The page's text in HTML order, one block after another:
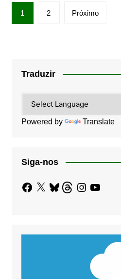
Paginação
de
1 2 Próximo
Traduzir
Powered by Translate
Siga-nos
Facebook
X BlueskyThreadsInstagram
YouTube